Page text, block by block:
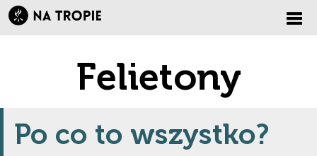
Felietony
Po co to wszystko?